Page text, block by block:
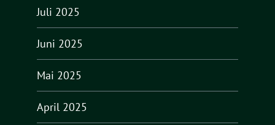
Juli 2025
Juni 2025
Mai 2025
April 2025